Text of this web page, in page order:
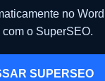
no
o SuperSEO.
SUPERSEO